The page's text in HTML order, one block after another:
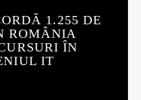
1.255 DE
ROMÂNIA
ÎN
IT